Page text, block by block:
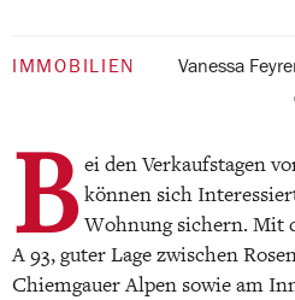
IMMOBILIEN Vanessa
B ei den Verkaufstagen
können sich
Wohnung sichern. Mit
A 93, guter Lage zwischen
Chiemgauer Alpen sowie am